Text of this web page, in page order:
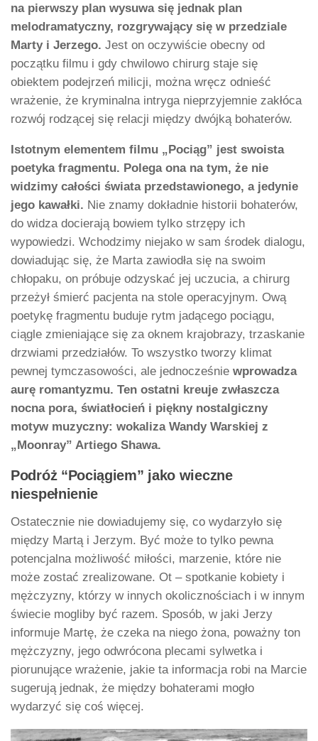
na pierwszy plan wysuwa się jednak plan
melodramatyczny, rozgrywający się w przedziale
Marty i Jerzego. Jest on oczywiście obecny od
początku filmu i gdy chwilowo chirurg staje się
obiektem podejrzeń milicji, można wręcz odnieść
wrażenie, że kryminalna intryga nieprzyjemnie zakłóca
rozwój rodzącej się relacji między dwójką bohaterów.
Istotnym elementem filmu „Pociąg” jest swoista
poetyka fragmentu. Polega ona na tym, że nie
widzimy całości świata przedstawionego, a jedynie
jego kawałki. Nie znamy dokładnie historii bohaterów,
do widza docierają bowiem tylko strzępy ich
wypowiedzi. Wchodzimy niejako w sam środek dialogu,
dowiadując się, że Marta zawiodła się na swoim
chłopaku, on próbuje odzyskać jej uczucia, a chirurg
przeżył śmierć pacjenta na stole operacyjnym. Ową
poetykę fragmentu buduje rytm jadącego pociągu,
ciągle zmieniające się za oknem krajobrazy, trzaskanie
drzwiami przedziałów. To wszystko tworzy klimat
pewnej tymczasowości, ale jednocześnie wprowadza
aurę romantyzmu. Ten ostatni kreuje zwłaszcza
nocna pora, światłocień i piękny nostalgiczny
motyw muzyczny: wokaliza Wandy Warskiej z
„Moonray” Artiego Shawa.
Podróż “Pociągiem” jako wieczne
niespełnienie
Ostatecznie nie dowiadujemy się, co wydarzyło się
między Martą i Jerzym. Być może to tylko pewna
potencjalna możliwość miłości, marzenie, które nie
może zostać zrealizowane. Ot – spotkanie kobiety i
mężczyzny, którzy w innych okolicznościach i w innym
świecie mogliby być razem. Sposób, w jaki Jerzy
informuje Martę, że czeka na niego żona, poważny ton
mężczyzny, jego odwrócona plecami sylwetka i
piorunujące wrażenie, jakie ta informacja robi na Marcie
sugerują jednak, że między bohaterami mogło
wydarzyć się coś więcej.